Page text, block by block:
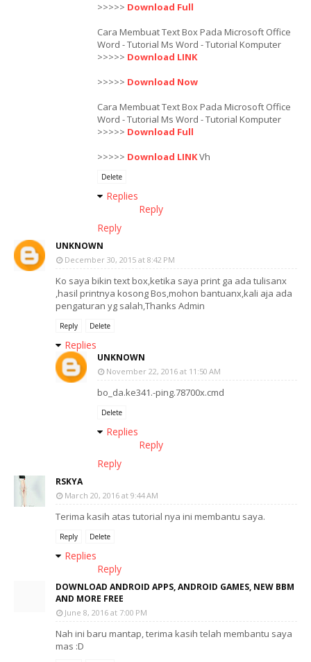
>>>>> Download Full
Cara Membuat Text Box Pada Microsoft Office
Word - Tutorial Ms Word - Tutorial Komputer
>>>>> Download LINK
>>>>> Download Now
Cara Membuat Text Box Pada Microsoft Office
Word - Tutorial Ms Word - Tutorial Komputer
>>>>> Download Full
>>>>> Download LINKVh
Delete
Replies
Reply
Reply
UNKNOWN
December 30, 2015 at 8:42 PM
Ko saya bikin text box,ketika saya print ga ada tulisanx
,hasil printnya kosong Bos,mohon bantuanx,kali aja ada
pengaturan yg salah,Thanks Admin
Reply Delete
Replies
UNKNOWN
November 22, 2016 at 11:50 AM
bo_da.ke341.-ping.78700x.cmd
Delete
Replies
Reply
Reply
RSKYA
March 20, 2016 at 9:44 AM
Terima kasih atas tutorial nya ini membantu saya.
Reply Delete
Replies
Reply
DOWNLOAD ANDROID APPS, ANDROID GAMES, NEW BBM
AND MORE FREE
June 8, 2016 at 7:00 PM
Nah ini baru mantap, terima kasih telah membantu saya
mas :D